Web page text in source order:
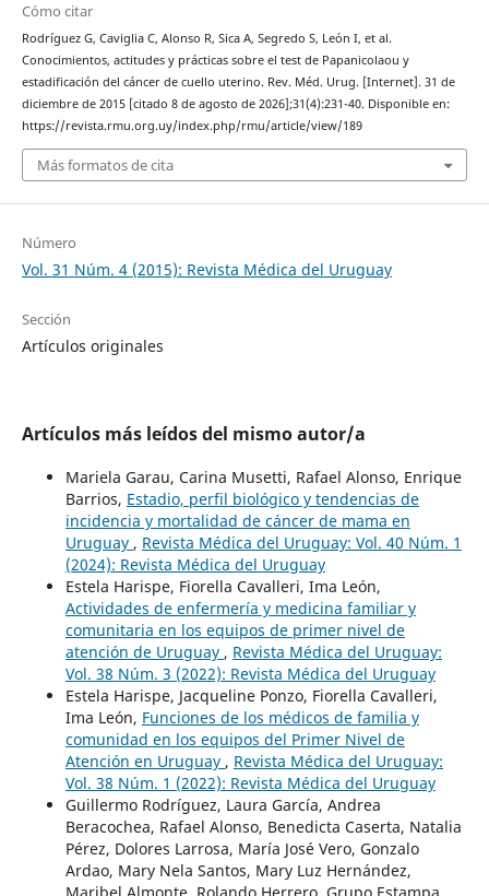
Cómo citar
Rodríguez G, Caviglia C, Alonso R, Sica A, Segredo S, León I, et al.
Conocimientos, actitudes y prácticas sobre el test de Papanicolaou y
estadificación del cáncer de cuello uterino. Rev. Méd. Urug. [Internet]. 31 de
diciembre de 2015 [citado 8 de agosto de 2026];31(4):231-40. Disponible en:
https://revista.rmu.org.uy/index.php/rmu/article/view/189
Más formatos de cita
Número
Vol. 31 Núm. 4 (2015): Revista Médica del Uruguay
Sección
Artículos originales
Artículos más leídos del mismo autor/a
Mariela Garau, Carina Musetti, Rafael Alonso, Enrique
Barrios, Estadio, perfil biológico y tendencias de
incidencia y mortalidad de cáncer de mama en
Uruguay , Revista Médica del Uruguay: Vol. 40 Núm. 1
(2024): Revista Médica del Uruguay
Estela Harispe, Fiorella Cavalleri, Ima León,
Actividades de enfermería y medicina familiar y
comunitaria en los equipos de primer nivel de
atención de Uruguay , Revista Médica del Uruguay:
Vol. 38 Núm. 3 (2022): Revista Médica del Uruguay
Estela Harispe, Jacqueline Ponzo, Fiorella Cavalleri,
Ima León, Funciones de los médicos de familia y
comunidad en los equipos del Primer Nivel de
Atención en Uruguay , Revista Médica del Uruguay:
Vol. 38 Núm. 1 (2022): Revista Médica del Uruguay
Guillermo Rodríguez, Laura García, Andrea
Beracochea, Rafael Alonso, Benedicta Caserta, Natalia
Pérez, Dolores Larrosa, María José Vero, Gonzalo
Ardao, Mary Nela Santos, Mary Luz Hernández,
Maribel Almonte, Rolando Herrero, Grupo Estampa